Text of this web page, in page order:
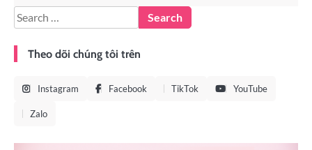
Theo dõi chúng tôi trên
Instagram Facebook TikTok YouTube
Zalo